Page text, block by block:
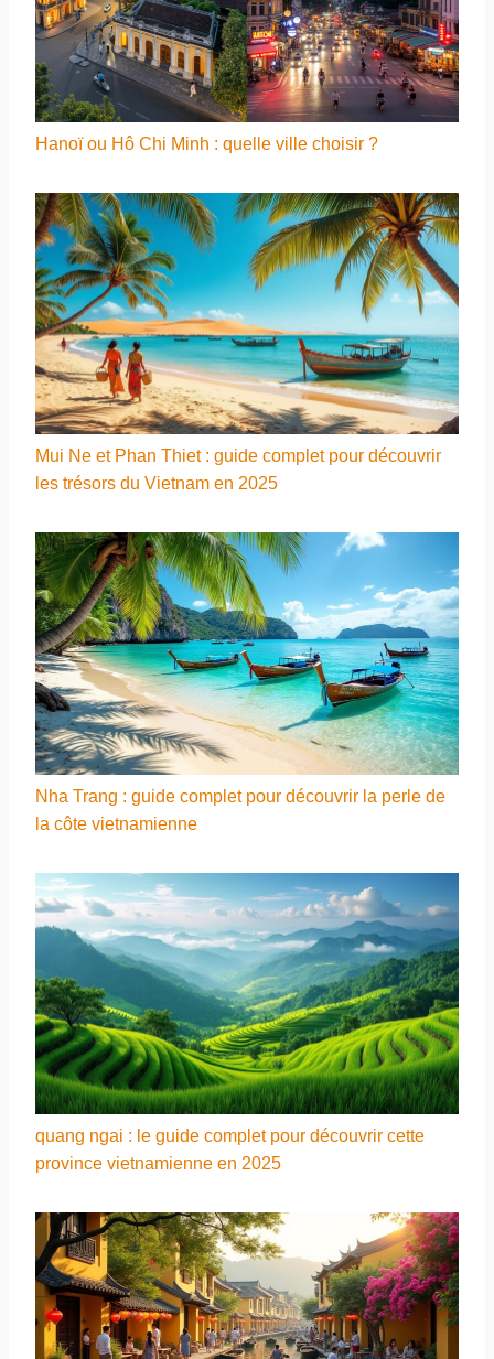
Hanoï ou Hô Chi Minh : quelle ville choisir ?
Mui Ne et Phan Thiet : guide complet pour découvrir
les trésors du Vietnam en 2025
Nha Trang : guide complet pour découvrir la perle de
la côte vietnamienne
quang ngai : le guide complet pour découvrir cette
province vietnamienne en 2025